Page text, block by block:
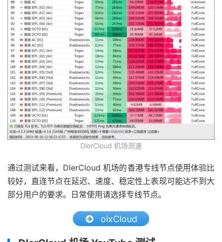
DlerCloud 机场测速
通过测试来看，DlerCloud 机场的香港专线节点使用体验比
较好，直连节点在延迟、速度、稳定性上表现可能达不到大
部分用户的要求。日常使用请选择专线节点。
oixCloud